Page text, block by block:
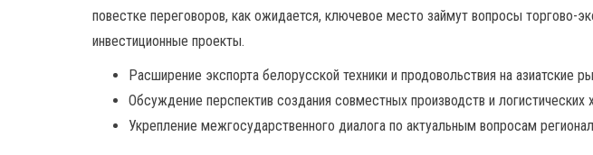
повестке переговоров, как ожидается, ключевое место займут вопросы торгово-
инвестиционные проекты.
Расширение экспорта белорусской техники и продовольствия на азиатские
Обсуждение перспектив создания совместных производств и логистических
Укрепление межгосударственного диалога по актуальным вопросам